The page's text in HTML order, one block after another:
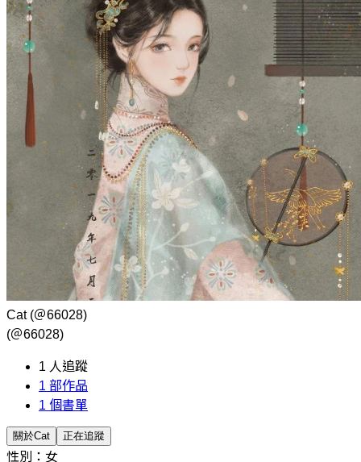
Cat(＠66028)
(＠66028)
1 人追蹤
1 部作品
1 個書單
關於Cat 正在追蹤
性別：女